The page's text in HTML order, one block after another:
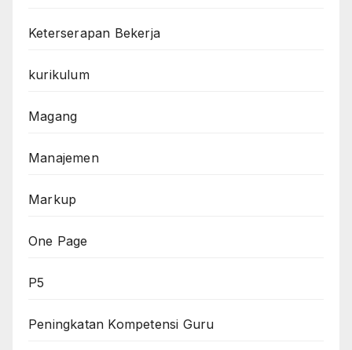
Keterserapan Bekerja
kurikulum
Magang
Manajemen
Markup
One Page
P5
Peningkatan Kompetensi Guru